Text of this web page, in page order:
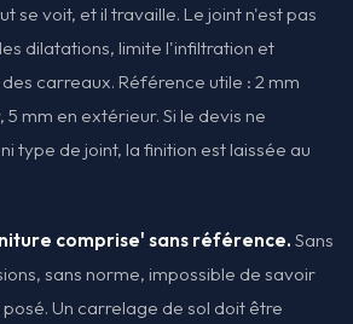
se voit, et il travaille. Le joint n'est pas
dilatations, limite l'infiltration et
carreaux. Référence utile : 2 mm
mm en extérieur. Si le devis ne
type de joint, la finition est laissée au
comprise' sans référence. Sans
sans norme, impossible de savoir
Un carrelage de sol doit être